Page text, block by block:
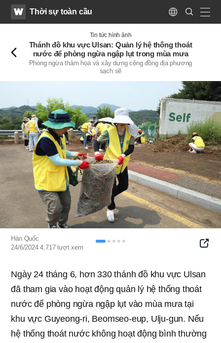
WATVThời sự toàn cầu
Language
Search
Submit
Tin tức hình ảnh
Thánh đồ khu vực Ulsan: Quản lý hệ thống thoát
nước để phòng ngừa ngập lụt trong mùa mưa
Phòng ngừa thảm họa và xây dựng cộng đồng địa phương
sạch sẽ
Hàn Quốc
24/6/2024 4,717 lượt xem
SNS
Ngày 24 tháng 6, hơn 330 thánh đồ khu vực Ulsan
đã tham gia vào hoạt động quản lý hệ thống thoát
nước để phòng ngừa ngập lụt vào mùa mưa tại
khu vực Guyeong-ri, Beomseo-eup, Ulju-gun. Nếu
hệ thống thoát nước không hoạt động bình thường